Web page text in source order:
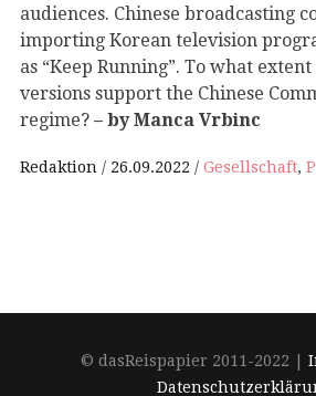
audiences. Chinese broadcasting
importing Korean television
as “Keep Running”. To what
versions support the Chinese
regime? – by Manca Vrbinc
Redaktion 26.09.2022 Gesellschaft,
© dasReispapier 2011-2022 |